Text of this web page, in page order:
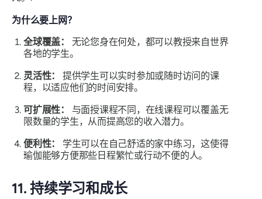
为什么要上网？
全球覆盖：
无论您身在何处，都可以教授来自世界
各地的学生。
灵活性：
提供学生可以实时参加或随时访问的课
程，以适应他们的时间安排。
可扩展性：
与面授课程不同，在线课程可以覆盖无
限数量的学生，从而提高您的收入潜力。
便利性：
学生可以在自己舒适的家中练习，这使得
瑜伽能够方便那些日程繁忙或行动不便的人。
11. 持续学习和成长